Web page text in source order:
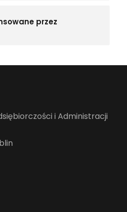
przez
i Administracji